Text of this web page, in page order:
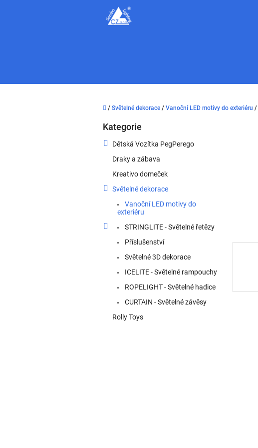
Domů
/ Světelné dekorace / Vanoční LED motivy do exteriéru /
Přeskočit
Kategorie
Dětská Vozítka PegPerego
Draky a zábava
Kreativo domeček
Světelné dekorace
Vanoční LED motivy do
exteriéru
STRINGLITE - Světelné řetězy
Příslušenství
Světelné 3D dekorace
ICELITE - Světelné rampouchy
ROPELIGHT - Světelné hadice
CURTAIN - Světelné závěsy
Rolly Toys